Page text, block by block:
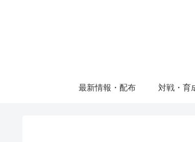
最新情報・配布 対戦・育